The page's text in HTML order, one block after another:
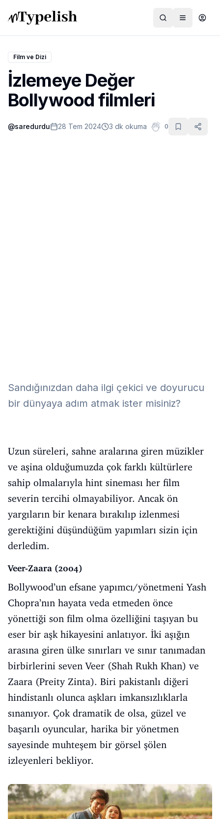
Dünya
Film ve Dizi
Kültür ve Sanat
Film ve Dizi
İzlemeye Değer
Bollywood filmleri
@saredurdu 28 Tem 2024 3 dk okuma 0
Sandığınızdan daha ilgi çekici ve doyurucu
bir dünyaya adım atmak ister misiniz?
Uzun süreleri, sahne aralarına giren müzikler
ve aşina olduğumuzda çok farklı kültürlere
sahip olmalarıyla hint sineması her film
severin tercihi olmayabiliyor. Ancak ön
yargıların bir kenara bırakılıp izlenmesi
gerektiğini düşündüğüm yapımları sizin için
derledim.
Veer-Zaara (2004)
Bollywood’un efsane yapımcı/yönetmeni Yash
Chopra’nın hayata veda etmeden önce
yönettiği son film olma özelliğini taşıyan bu
eser bir aşk hikayesini anlatıyor. İki aşığın
arasına giren ülke sınırları ve sınır tanımadan
birbirlerini seven Veer (Shah Rukh Khan) ve
Zaara (Preity Zinta). Biri pakistanlı diğeri
hindistanlı olunca aşkları imkansızlıklarla
sınanıyor. Çok dramatik de olsa, güzel ve
başarılı oyuncular, harika bir yönetmen
sayesinde muhteşem bir görsel şölen
izleyenleri bekliyor.